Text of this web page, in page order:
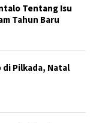
Tentang Isu
Tahun Baru
Pilkada, Natal